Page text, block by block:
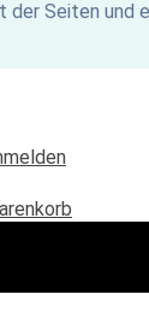
Seiten